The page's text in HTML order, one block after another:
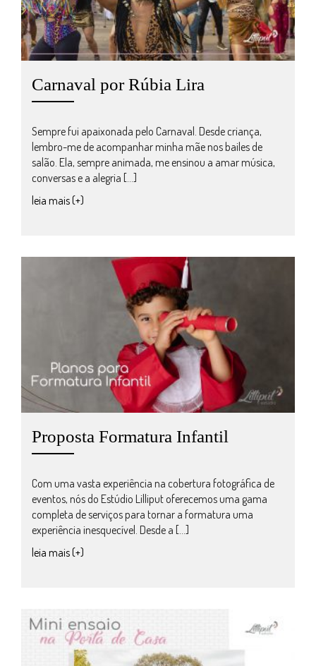
Carnaval por Rúbia Lira
Sempre fui apaixonada pelo Carnaval. Desde criança,
lembro-me de acompanhar minha mãe nos bailes de
salão. Ela, sempre animada, me ensinou a amar música,
conversas e a alegria […]
leia mais (+)
Proposta Formatura Infantil
Com uma vasta experiência na cobertura fotográfica de
eventos, nós do Estúdio Lilliput oferecemos uma gama
completa de serviços para tornar a formatura uma
experiência inesquecível. Desde a […]
leia mais (+)